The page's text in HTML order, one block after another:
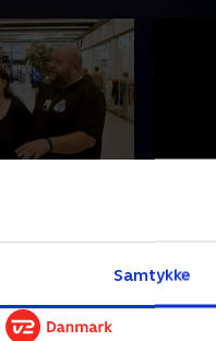
Samtykke
Næstved
hvorfor
i
Vi skal
som